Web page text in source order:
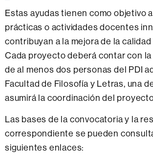
Estas ayudas tienen como objetivo
prácticas o actividades docentes
contribuyan a la mejora de la
Cada proyecto deberá contar con
de al menos dos personas del PDI
Facultad de Filosofía y Letras, una
asumirá la coordinación del
Las bases de la convocatoria y la
correspondiente se pueden
siguientes enlaces: